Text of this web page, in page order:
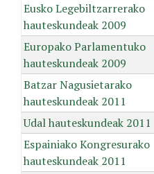
Eusko Legebiltzarrerako
hauteskundeak 2009
Europako Parlamentuko
hauteskundeak 2009
Batzar Nagusietarako
hauteskundeak 2011
Udal hauteskundeak 2011
Espainiako Kongresurako
hauteskundeak 2011